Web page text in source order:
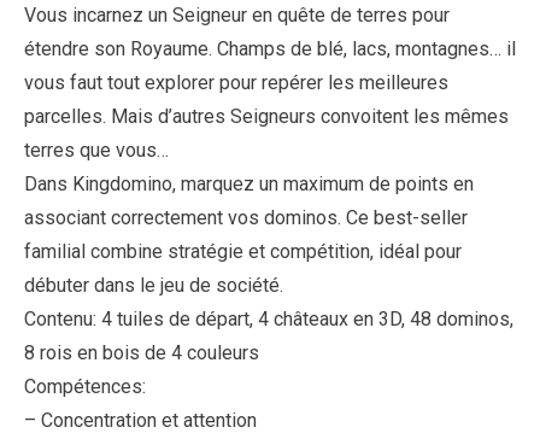
Vous incarnez un Seigneur en quête de terres pour
étendre son Royaume. Champs de blé, lacs, montagnes… il
vous faut tout explorer pour repérer les meilleures
parcelles. Mais d’autres Seigneurs convoitent les mêmes
terres que vous…
Dans Kingdomino, marquez un maximum de points en
associant correctement vos dominos. Ce best-seller
familial combine stratégie et compétition, idéal pour
débuter dans le jeu de société.
Contenu: 4 tuiles de départ, 4 châteaux en 3D, 48 dominos,
8 rois en bois de 4 couleurs
Compétences:
– Concentration et attention